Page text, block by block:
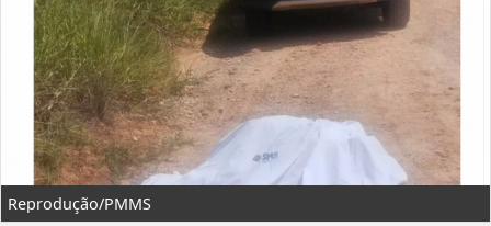
Reprodução/PMMS